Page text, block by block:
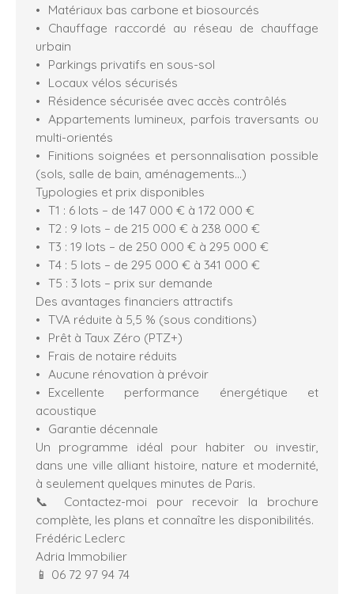
Matériaux bas carbone et biosourcés
Chauffage raccordé au réseau de chauffage
urbain
Parkings privatifs en sous-sol
Locaux vélos sécurisés
Résidence sécurisée avec accès contrôlés
Appartements lumineux, parfois traversants ou
multi-orientés
Finitions soignées et personnalisation possible
(sols, salle de bain, aménagements…)
Typologies et prix disponibles
T1 : 6 lots – de 147 000 € à 172 000 €
T2 : 9 lots – de 215 000 € à 238 000 €
T3 : 19 lots – de 250 000 € à 295 000 €
T4 : 5 lots – de 295 000 € à 341 000 €
T5 : 3 lots – prix sur demande
Des avantages financiers attractifs
TVA réduite à 5,5 % (sous conditions)
Prêt à Taux Zéro (PTZ+)
Frais de notaire réduits
Aucune rénovation à prévoir
Excellente performance énergétique et
acoustique
Garantie décennale
Un programme idéal pour habiter ou investir,
dans une ville alliant histoire, nature et modernité,
à seulement quelques minutes de Paris.
📞 Contactez-moi pour recevoir la brochure
complète, les plans et connaître les disponibilités.
Frédéric Leclerc
Adria Immobilier
📱 06 72 97 94 74